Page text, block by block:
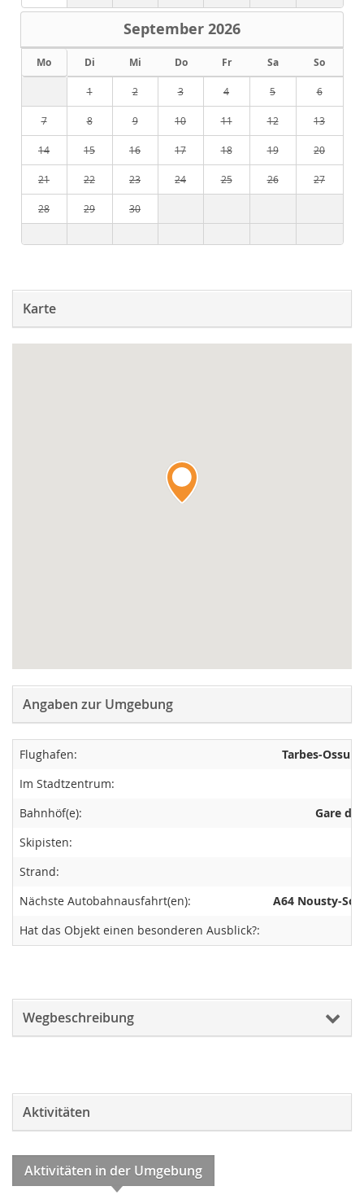
September 2026
Mo Di Mi Do Fr Sa So
1 2 3 4 5 6
7 8 9 10 11 12 13
14 15 16 17 18 19 20
21 22 23 24 25 26 27
28 29 30
Karte
Angaben zur Umgebung
Flughafen:
Tarbes-
Im Stadtzentrum:
Bahnhöf(e):
Gare de
Skipisten:
Strand:
Nächste Autobahnausfahrt(en):
A64 Nousty-
Hat das Objekt einen besonderen Ausblick?:
Wegbeschreibung
Aktivitäten
Aktivitäten in der Umgebung